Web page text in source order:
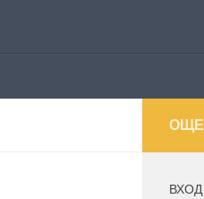
ОЩЕ
ВХОД